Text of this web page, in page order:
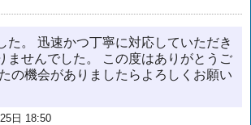
た。 迅速かつ丁寧に対応していただき
ませんでした。 この度はありがとうご
の機会がありましたらよろしくお願い
日 18:50